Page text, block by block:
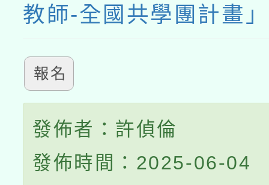
教師-全國共學團計畫」
報名
發佈者：許偵倫
發佈時間：2025-06-04